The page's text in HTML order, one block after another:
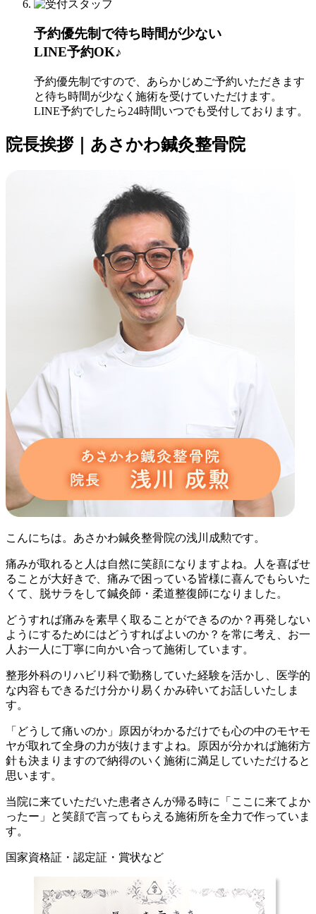
予約優先制で待ち時間が少ない
LINE予約OK♪
予約優先制ですので、あらかじめご予約いただきます
と待ち時間が少なく施術を受けていただけます。
LINE予約でしたら24時間いつでも受付しております。
院長挨拶｜あさかわ鍼灸整骨院
こんにちは。あさかわ鍼灸整⾻院の浅川成勲です。
痛みが取れると⼈は⾃然に笑顔になりますよね。⼈を喜ばせ
ることが⼤好きで、痛みで困っている皆様に喜んでもらいた
くて、脱サラをして鍼灸師・柔道整復師になりました。
どうすれば痛みを素早く取ることができるのか？再発しない
ようにするためにはどうすればよいのか？を常に考え、お⼀
⼈お⼀⼈に丁寧に向かい合って施術しています。
整形外科のリハビリ科で勤務していた経験を活かし、医学的
な内容もできるだけ分かり易くかみ砕いてお話しいたしま
す。
「どうして痛いのか」原因がわかるだけでも⼼の中のモヤモ
ヤが取れて全⾝の⼒が抜けますよね。原因が分かれば施術⽅
針も決まりますので納得のいく施術に満⾜していただけると
思います。
当院に来ていただいた患者さんが帰る時に「ここに来てよか
ったー」と笑顔で⾔ってもらえる施術所を全⼒で作っていま
す。
国家資格証・認定証・賞状など